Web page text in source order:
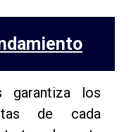
garantiza los
de cada